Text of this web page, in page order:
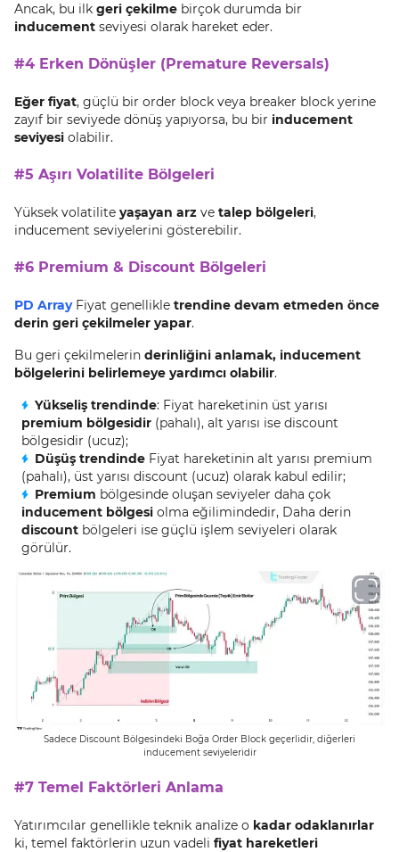
Ancak, bu ilk geri çekilme birçok durumda bir
inducement seviyesi olarak hareket eder.
#4 Erken Dönüşler (Premature Reversals)
Eğer fiyat, güçlü bir order block veya breaker block yerine
zayıf bir seviyede dönüş yapıyorsa, bu bir inducement
seviyesi olabilir.
#5 Aşırı Volatilite Bölgeleri
Yüksek volatilite yaşayan arz ve talep bölgeleri,
inducement seviyelerini gösterebilir.
#6 Premium & Discount Bölgeleri
PD ArrayFiyat genellikle trendine devam etmeden önce
derin geri çekilmeler yapar.
Bu geri çekilmelerin derinliğini anlamak, inducement
bölgelerini belirlemeye yardımcı olabilir.
Yükseliş trendinde: Fiyat hareketinin üst yarısı
premium bölgesidir (pahalı), alt yarısı ise discount
bölgesidir (ucuz);
Düşüş trendinde Fiyat hareketinin alt yarısı premium
(pahalı), üst yarısı discount (ucuz) olarak kabul edilir;
Premium bölgesinde oluşan seviyeler daha çok
inducement bölgesi olma eğilimindedir, Daha derin
discount bölgeleri ise güçlü işlem seviyeleri olarak
görülür.
Sadece Discount Bölgesindeki Boğa Order Block geçerlidir, diğerleri
inducement seviyeleridir
#7 Temel Faktörleri Anlama
Yatırımcılar genellikle teknik analize o kadar odaklanırlar
ki, temel faktörlerin uzun vadeli fiyat hareketleri